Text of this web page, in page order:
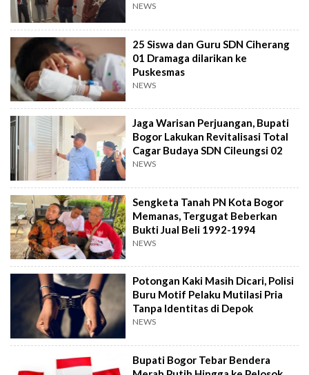
NEWS
25 Siswa dan Guru SDN Ciherang
01 Dramaga dilarikan ke
Puskesmas
NEWS
Jaga Warisan Perjuangan, Bupati
Bogor Lakukan Revitalisasi Total
Cagar Budaya SDN Cileungsi 02
NEWS
Sengketa Tanah PN Kota Bogor
Memanas, Tergugat Beberkan
Bukti Jual Beli 1992-1994
NEWS
Potongan Kaki Masih Dicari, Polisi
Buru Motif Pelaku Mutilasi Pria
Tanpa Identitas di Depok
NEWS
Bupati Bogor Tebar Bendera